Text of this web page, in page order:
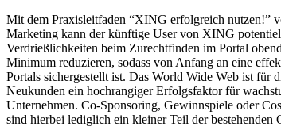
Mit dem Praxisleitfaden “XING erfolgreich nutzen!”
Marketing kann der künftige User von XING
Verdrießlichkeiten beim Zurechtfinden im Portal
Minimum reduzieren, sodass von Anfang an eine
Portals sichergestellt ist. Das World Wide Web ist für
Neukunden ein hochrangiger Erfolgsfaktor für
Unternehmen. Co-Sponsoring, Gewinnspiele oder
sind hierbei lediglich ein kleiner Teil der bestehenden